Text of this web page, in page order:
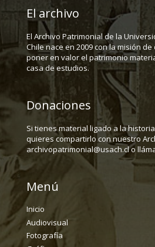
El archivo
El Archivo Patrimonial de la
Chile nace en 2009 con la misión
poner en valor el patrimonio
casa de estudios.
Donaciones
Si tienes material ligado a la
quieres compartirlo con nuestro
archivopatrimonial@usach.cl o
Menú
Inicio
Audiovisual
Fotografía